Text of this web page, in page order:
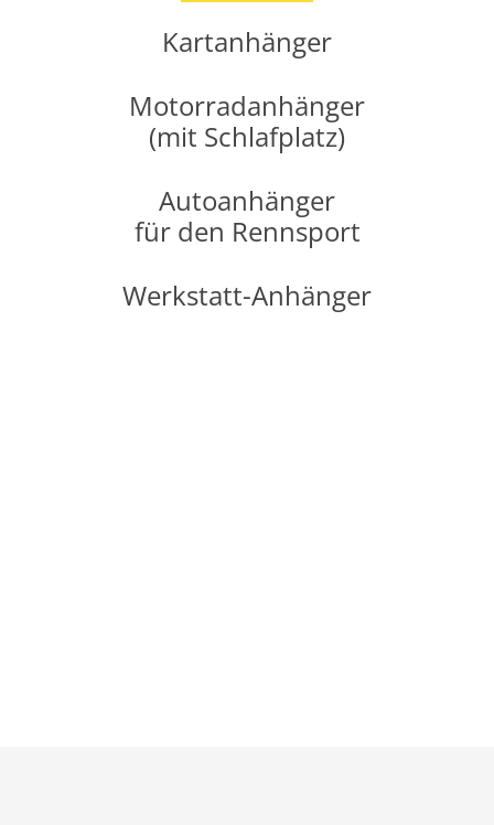
Kartanhänger
Motorradanhänger
(mit Schlafplatz)
Autoanhänger
für den Rennsport
Werkstatt-Anhänger